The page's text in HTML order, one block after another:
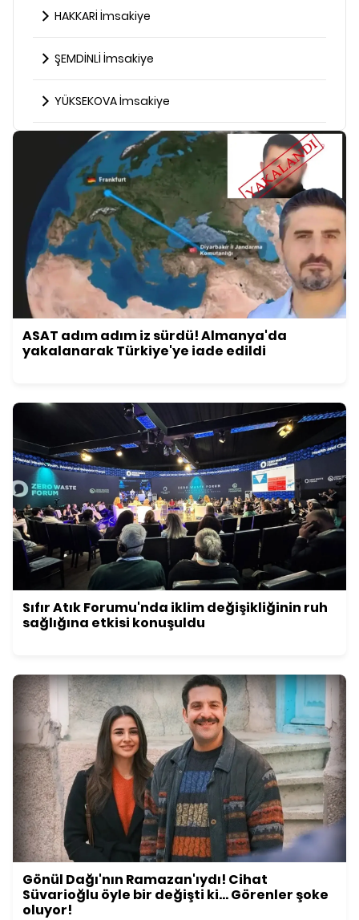
HAKKARİ İmsakiye
ŞEMDİNLİ İmsakiye
YÜKSEKOVA İmsakiye
ASAT adım adım iz sürdü! Almanya'da
yakalanarak Türkiye'ye iade edildi
Sıfır Atık Forumu'nda iklim değişikliğinin ruh
sağlığına etkisi konuşuldu
Gönül Dağı'nın Ramazan'ıydı! Cihat
Süvarioğlu öyle bir değişti ki... Görenler şoke
oluyor!